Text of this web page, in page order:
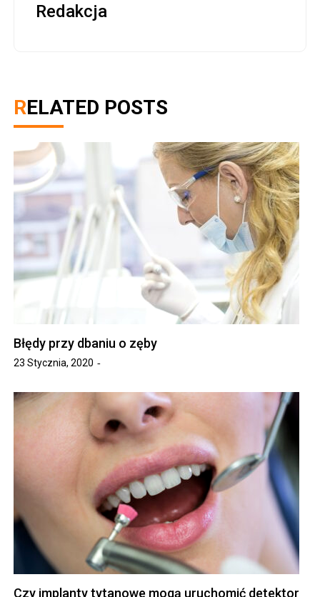
Redakcja
RELATED POSTS
Błędy przy dbaniu o zęby
23 Stycznia, 2020
Czy implanty tytanowe mogą uruchomić detektor